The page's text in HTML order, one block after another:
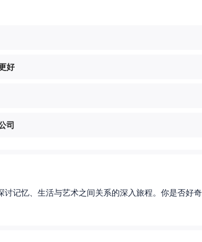
好
司
记忆、生活与艺术之间关系的深入旅程。你是否好奇